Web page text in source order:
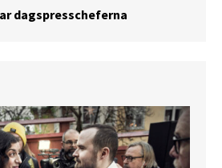
dagspresscheferna